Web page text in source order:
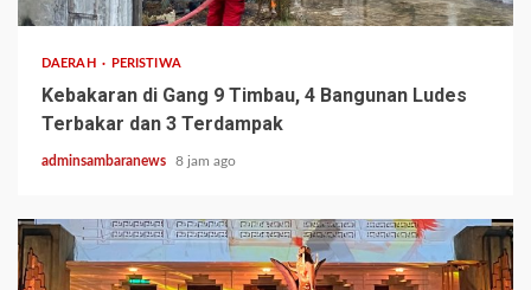
DAERAH PERISTIWA
Kebakaran di Gang 9 Timbau, 4 Bangunan Ludes
Terbakar dan 3 Terdampak
adminsambaranews 8 jam ago